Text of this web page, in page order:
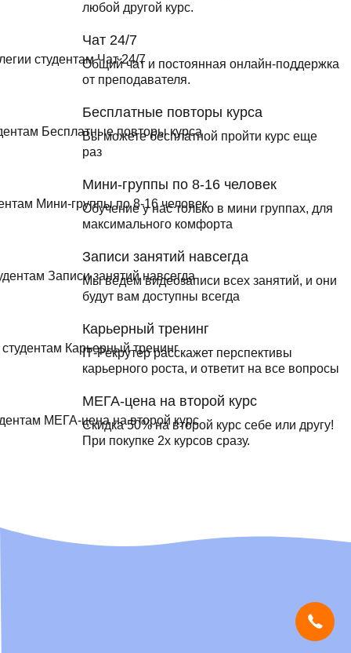
любой другой курс.
Чат 24/7
Общий чат и постоянная онлайн-поддержка
от преподавателя.
Бесплатные повторы курса
Вы можете бесплатной пройти курс еще
раз
Мини-группы по 8-16 человек
Обучение у нас только в мини группах, для
максимального комфорта
Записи занятий навсегда
Мы ведем видеозаписи всех занятий, и они
будут вам доступны всегда
Карьерный тренинг
IТ-Рекрутер расскажет перспективы
карьерного роста, и ответит на все вопросы
МЕГА-цена на второй курс
Скидка 50% на второй курс себе или другу!
При покупке 2х курсов сразу.